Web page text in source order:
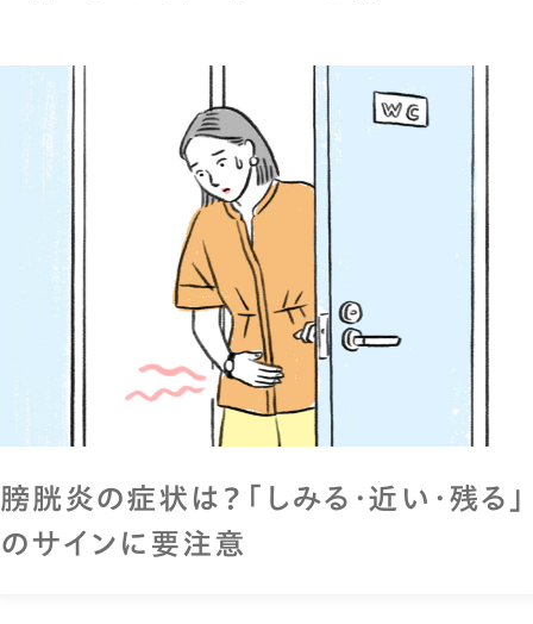
膀胱炎の症状は？「しみる・近い・残る」
のサインに要注意